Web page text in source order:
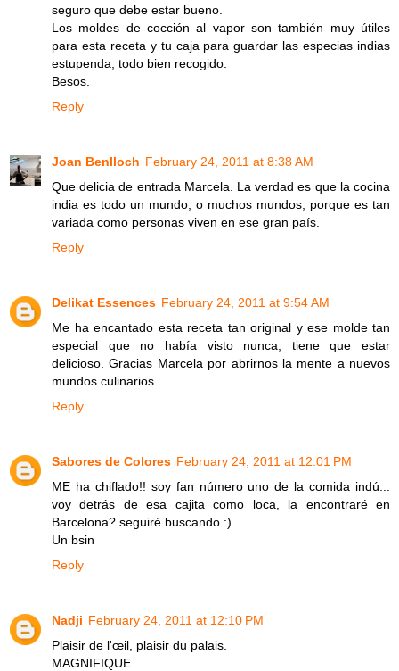
seguro que debe estar bueno.
Los moldes de cocción al vapor son también muy útiles
para esta receta y tu caja para guardar las especias indias
estupenda, todo bien recogido.
Besos.
Reply
Joan Benlloch February 24, 2011 at 8:38 AM
Que delicia de entrada Marcela. La verdad es que la cocina
india es todo un mundo, o muchos mundos, porque es tan
variada como personas viven en ese gran país.
Reply
Delikat Essences February 24, 2011 at 9:54 AM
Me ha encantado esta receta tan original y ese molde tan
especial que no había visto nunca, tiene que estar
delicioso. Gracias Marcela por abrirnos la mente a nuevos
mundos culinarios.
Reply
Sabores de Colores February 24, 2011 at 12:01 PM
ME ha chiflado!! soy fan número uno de la comida indú...
voy detrás de esa cajita como loca, la encontraré en
Barcelona? seguiré buscando :)
Un bsin
Reply
Nadji February 24, 2011 at 12:10 PM
Plaisir de l'œil, plaisir du palais.
MAGNIFIQUE.